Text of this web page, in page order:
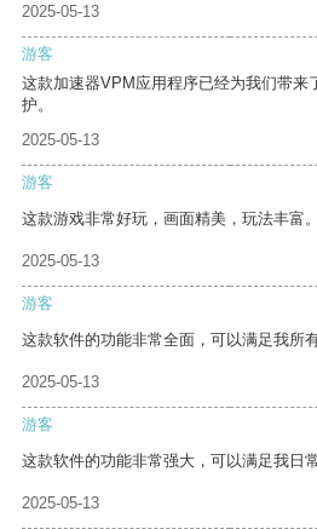
2025-05-13
游客
这款加速器VPM应用程序已经为我们带来
护。
2025-05-13
游客
这款游戏非常好玩，画面精美，玩法丰富。
2025-05-13
游客
这款软件的功能非常全面，可以满足我所有
2025-05-13
游客
这款软件的功能非常强大，可以满足我日
2025-05-13